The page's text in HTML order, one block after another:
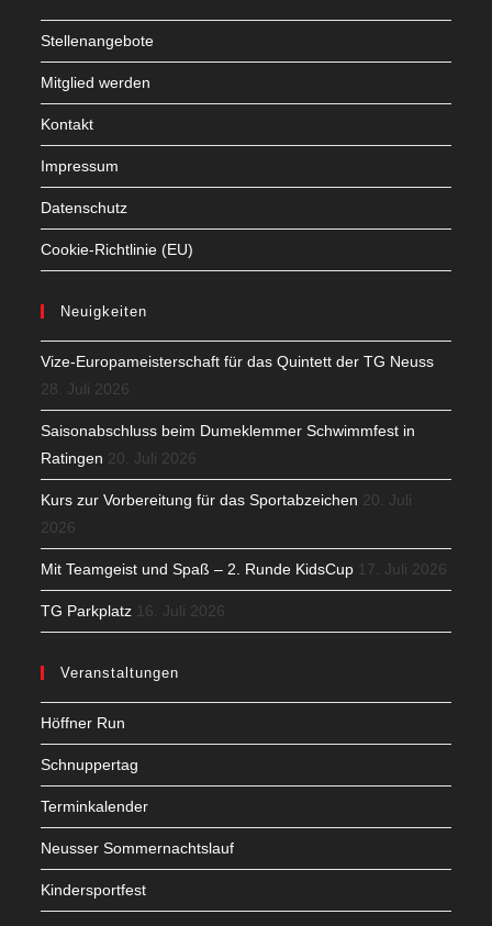
Stellenangebote
Mitglied werden
Kontakt
Impressum
Datenschutz
Cookie-Richtlinie (EU)
Neuigkeiten
Vize-Europameisterschaft für das Quintett der TG Neuss
28. Juli 2026
Saisonabschluss beim Dumeklemmer Schwimmfest in
Ratingen 20. Juli 2026
Kurs zur Vorbereitung für das Sportabzeichen 20. Juli
2026
Mit Teamgeist und Spaß – 2. Runde KidsCup 17. Juli 2026
TG Parkplatz 16. Juli 2026
Veranstaltungen
Höffner Run
Schnuppertag
Terminkalender
Neusser Sommernachtslauf
Kindersportfest